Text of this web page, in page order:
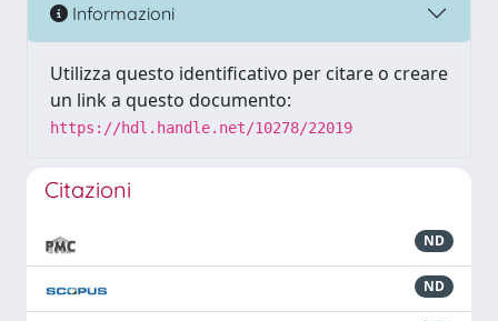
Informazioni
Utilizza questo identificativo per citare o creare
un link a questo documento:
https://hdl.handle.net/10278/22019
Citazioni
ND
ND